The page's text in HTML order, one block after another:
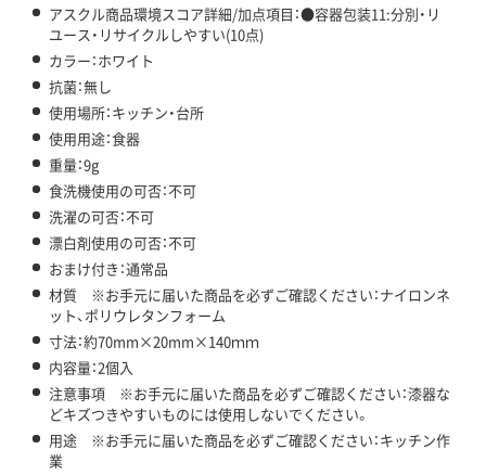
アスクル商品環境スコア詳細/加点項目：●容器包装11:分別・リ
ユース・リサイクルしやすい(10点)
カラー：ホワイト
抗菌：無し
使用場所：キッチン・台所
使用用途：食器
重量：9g
食洗機使用の可否：不可
洗濯の可否：不可
漂白剤使用の可否：不可
おまけ付き：通常品
材質 ※お手元に届いた商品を必ずご確認ください：ナイロンネ
ット、ポリウレタンフォーム
寸法：約70mm×20mm×140ｍｍ
内容量：2個入
注意事項 ※お手元に届いた商品を必ずご確認ください：漆器な
どキズつきやすいものには使用しないでください。
用途 ※お手元に届いた商品を必ずご確認ください：キッチン作
業